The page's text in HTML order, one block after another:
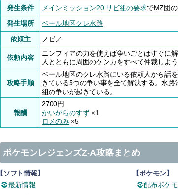
発生条件
メインミッション20 サビ組の要求でMZ団
発生場所
ベール地区クレ水路
依頼主
ノビノ
依頼内容
ニンフィアの力を使えば争いごとはすぐに
人とともに周囲のケンカをすべて仲裁しよう
攻略手順
ベール地区のクレ水路にいる依頼人から話
きている5つの争い事を全て解決する。水路
組の争いが起きている。
報酬
2700円
かいがらのすず ×1
ロメのみ ×5
ポケモンレジェンズZ-A攻略まとめ
【ソフト情報】
最新情報
【ポケモン】
配布ポケ